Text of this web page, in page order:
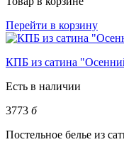
Перейти в корзину
КПБ из сатина
Есть в наличии
3773 б
Постельное белье из